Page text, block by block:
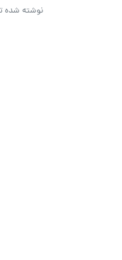
نوشته شده